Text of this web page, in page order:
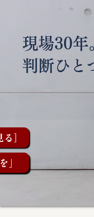
現場30年
判断ひと
］
」